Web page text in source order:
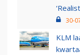
30-
KLM